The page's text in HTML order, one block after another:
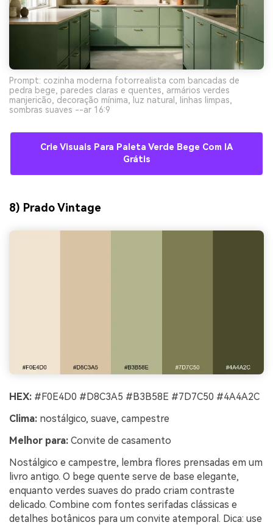
Prompt: cozinha moderna fotorrealista com bancadas de
pedra bege, paredes claras e quentes, armários verdes
manjericão, decoração mínima, luz natural, linhas limpas,
sombras suaves --ar 16:9
Crie Visuais Para Paleta Verde Bege Com IA
Grátis
8) Prado Vintage
HEX: #F0E4D0 #D8C3A5 #B3B58E #7D7C50 #4A4A2C
Clima: nostálgico, suave, campestre
Melhor para: Convite de casamento
Nostálgico e campestre, lembra flores prensadas em um
livro antigo. O bege quente serve de base elegante,
enquanto verdes suaves do prado criam contraste
delicado. Combine com fontes serifadas clássicas e
detalhes botânicos para um convite atemporal. Dica: use